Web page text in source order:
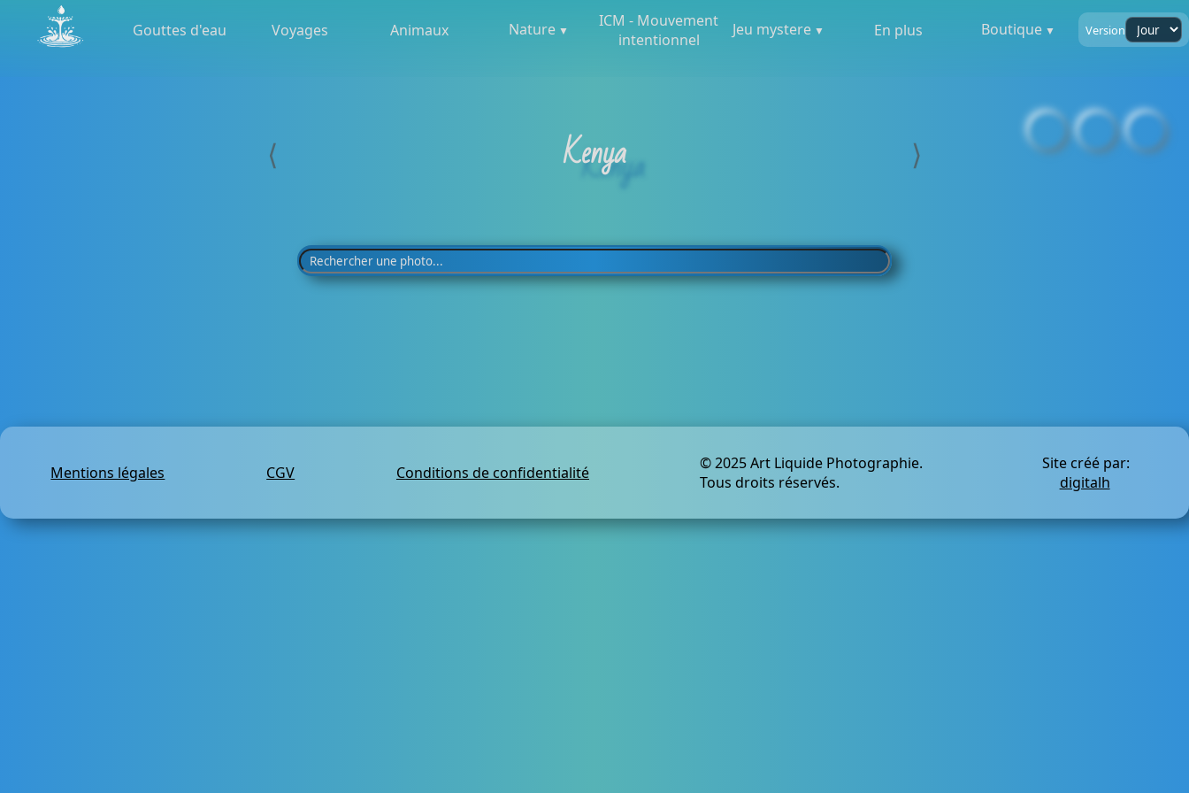
Gouttes d'eau Voyages Animaux Nature
ICM - Mouvement
intentionnel
Jeu mystere En plus Boutique Version
⟨ Kenya ⟩
Mentions légales CGV Conditions de confidentialité
© 2025 Art Liquide Photographie.
Tous droits réservés.
Site créé par:
digitalh